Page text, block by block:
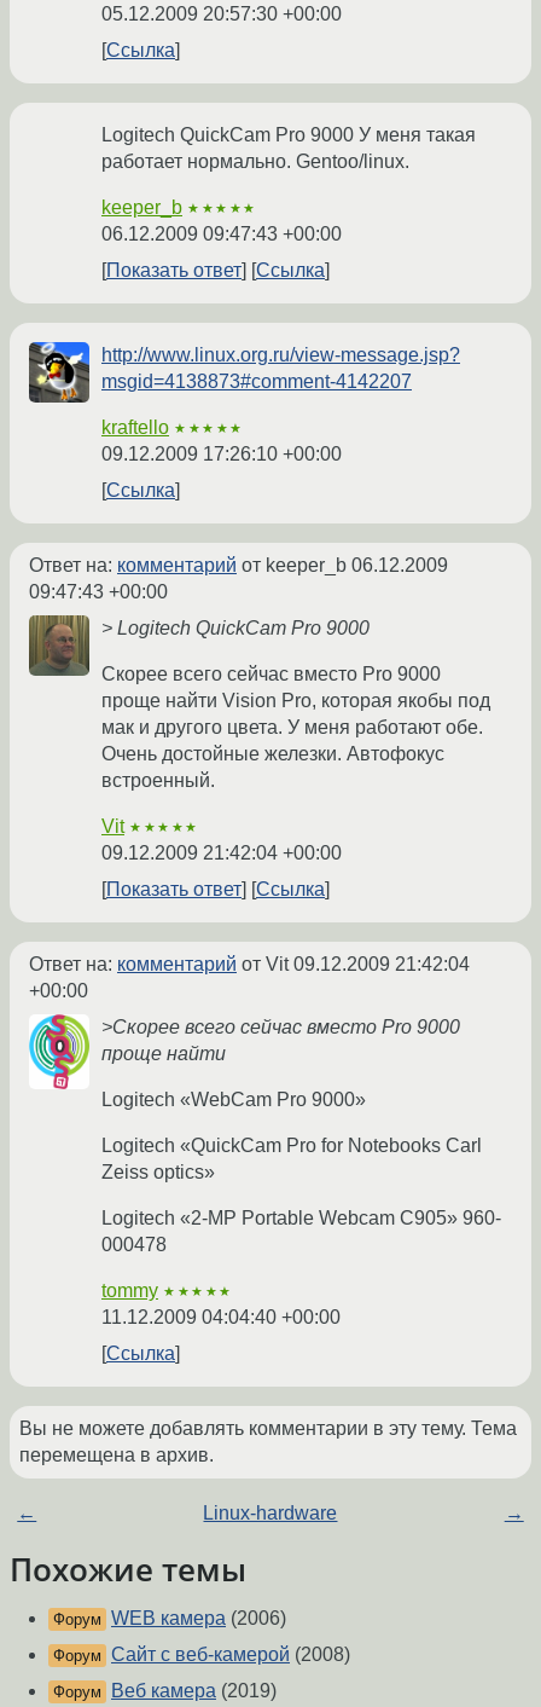
05.12.2009 20:57:30 +00:00
Ссылка
Logitech QuickCam Pro 9000 У меня такая
работает нормально. Gentoo/linux.
keeper_b ★★★★★
06.12.2009 09:47:43 +00:00
Показать ответ
Ссылка
http://www.linux.org.ru/view-message.jsp?
msgid=4138873#comment-4142207
kraftello ★★★★★
09.12.2009 17:26:10 +00:00
Ссылка
Ответ на: комментарий от keeper_b 06.12.2009
09:47:43 +00:00
> Logitech QuickCam Pro 9000
Скорее всего сейчас вместo Pro 9000
проще найти Vision Pro, которая якобы под
мак и другого цвета. У меня работают обе.
Очень достойные железки. Автофокус
встроенный.
Vit ★★★★★
09.12.2009 21:42:04 +00:00
Показать ответ
Ссылка
Ответ на: комментарий от Vit09.12.2009 21:42:04
+00:00
>Скорее всего сейчас вместo Pro 9000
проще найти
Logitech «WebCam Pro 9000»
Logitech «QuickCam Pro for Notebooks Carl
Zeiss optics»
Logitech «2-MP Portable Webcam C905» 960-
000478
tommy ★★★★★
11.12.2009 04:04:40 +00:00
Ссылка
Вы не можете добавлять комментарии в эту тему. Тема
перемещена в архив.
← Linux-hardware →
Похожие темы
Форум WEB камера (2006)
Форум Сайт с веб-камерой (2008)
Форум Веб камера (2019)